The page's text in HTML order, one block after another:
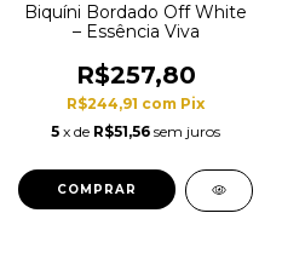
Biquíni Bordado Off White
– Essência Viva
R$257,80
R$244,91 com Pix
5 x de R$51,56 sem juros
COMPRAR